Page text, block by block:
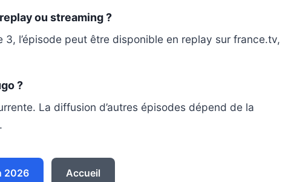
ou streaming ?
3, l’épisode peut être disponible en replay sur france.tv,
?
La diffusion d’autres épisodes dépend de la
2026 Accueil